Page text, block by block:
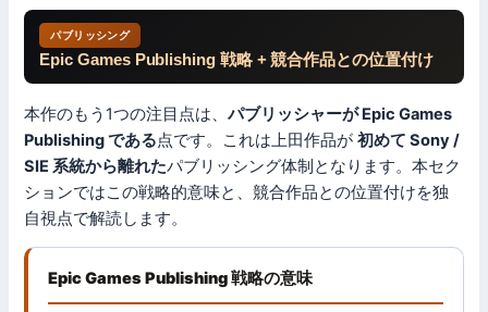
パブリッシング
Epic Games Publishing 戦略 + 競合作品との位置付け
本作のもう1つの注目点は、パブリッシャーが Epic Games
Publishing である点です。これは上田作品が初めて Sony /
SIE 系統から離れたパブリッシング体制となります。本セク
ションではこの戦略的意味と、競合作品との位置付けを独
自視点で解読します。
Epic Games Publishing 戦略の意味